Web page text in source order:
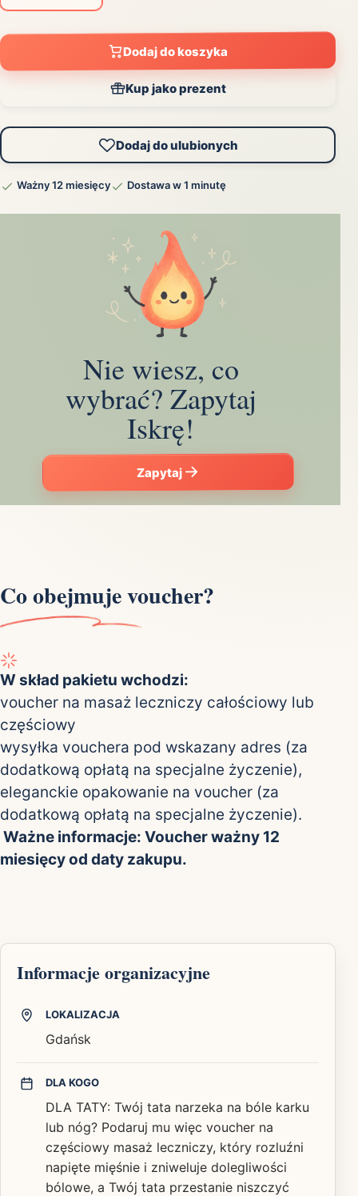
Dodaj do koszyka
Kup jako prezent
Dodaj do ulubionych
Ważny 12 miesięcy Dostawa w 1 minutę
Nie wiesz, co
wybrać? Zapytaj
Iskrę!
Zapytaj
Co obejmuje voucher?
W skład pakietu wchodzi:
voucher na masaż leczniczy całościowy lub
częściowy
wysyłka vouchera pod wskazany adres (za
dodatkową opłatą na specjalne życzenie),
eleganckie opakowanie na voucher (za
dodatkową opłatą na specjalne życzenie).
Ważne informacje: Voucher ważny 12
miesięcy od daty zakupu.
Informacje organizacyjne
LOKALIZACJA
Gdańsk
DLA KOGO
DLA TATY: Twój tata narzeka na bóle karku
lub nóg? Podaruj mu więc voucher na
częściowy masaż leczniczy, który rozluźni
napięte mięśnie i zniweluje dolegliwości
bólowe, a Twój tata przestanie niszczyć